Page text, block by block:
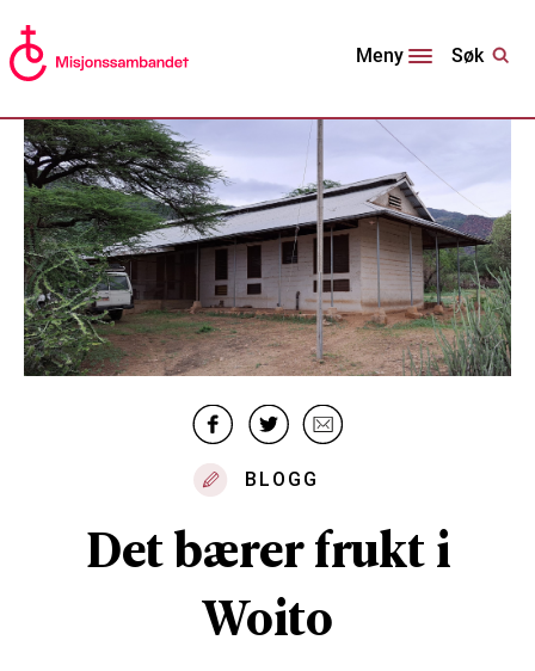
Meny Søk
BLOGG
Det bærer frukt i
Woito